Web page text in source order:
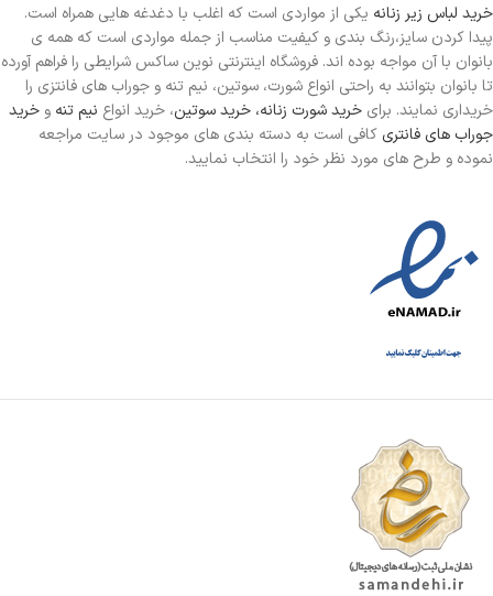
خرید لباس زیر زنانه یکی از مواردی است که اغلب با دغدغه هایی همراه است.
پیدا کردن سایز،رنگ بندی و کیفیت مناسب از جمله مواردی است که همه ی
بانوان با آن مواجه بوده اند. فروشگاه اینترنتی نوین ساکس شرایطی را فراهم آورده
تا بانوان بتوانند به راحتی انواع شورت، سوتین، نیم تنه و جوراب های فانتزی را
خریداری نمایند. برای خرید شورت زنانه، خرید سوتین، خرید انواع نیم تنه و خرید
جوراب های فانتری کافی است به دسته بندی های موجود در سایت مراجعه
نموده و طرح های مورد نظر خود را انتخاب نمایید.